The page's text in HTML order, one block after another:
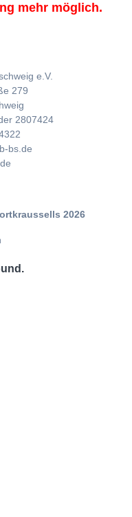
mehr möglich.
e.V.
279
2807424
bs.de
2026